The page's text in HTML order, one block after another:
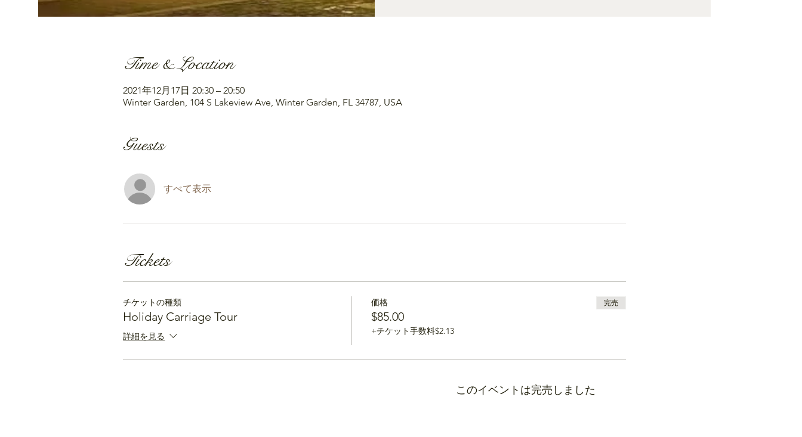
Time & Location
2021年12月17日 20:30 – 20:50
Winter Garden, 104 S Lakeview Ave, Winter Garden, FL 34787, USA
Guests
すべて表示
Tickets
チケットの種類
Holiday Carriage Tour
詳細を見る
価格
$85.00
+チケット手数料$2.13
完売
このイベントは完売しました